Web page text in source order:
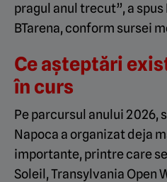
pragul anul trecut”, a
BTarena, conform sursei
Ce așteptări
în curs
Pe parcursul anului 2026,
Napoca a organizat deja
importante, printre care
Soleil, Transylvania Open